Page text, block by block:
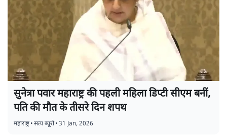
सुनेत्रा पवार महाराष्ट्र की पहली महिला डिप्टी सीएम बनीं,
पति की मौत के तीसरे दिन शपथ
महाराष्ट्र•सत्य ब्यूरो•31 Jan, 2026